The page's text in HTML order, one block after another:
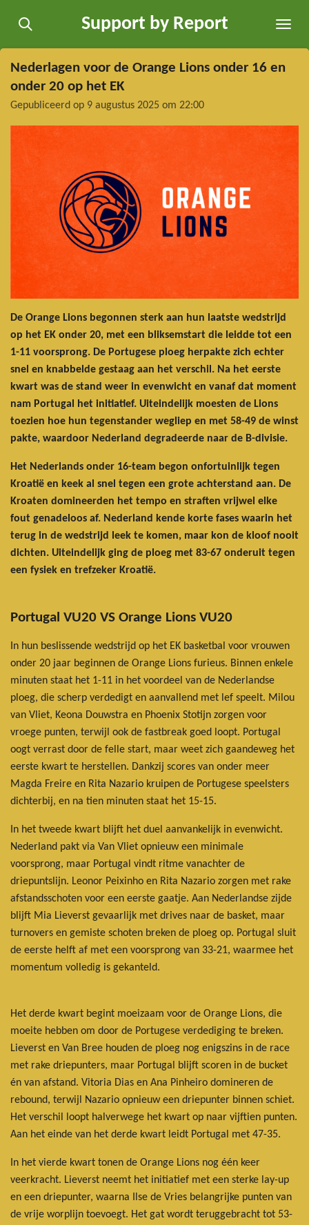
direct
naar
de
hoofdinhoud
Support by Report
Nederlagen voor de Orange Lions onder 16 en
onder 20 op het EK
Gepubliceerd op 9 augustus 2025 om 22:00
De Orange Lions begonnen sterk aan hun laatste wedstrijd
op het EK onder 20, met een bliksemstart die leidde tot een
1-11 voorsprong. De Portugese ploeg herpakte zich echter
snel en knabbelde gestaag aan het verschil. Na het eerste
kwart was de stand weer in evenwicht en vanaf dat moment
nam Portugal het initiatief. Uiteindelijk moesten de Lions
toezien hoe hun tegenstander wegliep en met 58-49 de winst
pakte, waardoor Nederland degradeerde naar de B-divisie.
Het Nederlands onder 16-team begon onfortuinlijk tegen
Kroatië en keek al snel tegen een grote achterstand aan. De
Kroaten domineerden het tempo en straften vrijwel elke
fout genadeloos af. Nederland kende korte fases waarin het
terug in de wedstrijd leek te komen, maar kon de kloof nooit
dichten. Uiteindelijk ging de ploeg met 83-67 onderuit tegen
een fysiek en trefzeker Kroatië.
Portugal VU20 VS Orange Lions VU20
In hun beslissende wedstrijd op het EK basketbal voor vrouwen
onder 20 jaar beginnen de Orange Lions furieus. Binnen enkele
minuten staat het 1-11 in het voordeel van de Nederlandse
ploeg, die scherp verdedigt en aanvallend met lef speelt. Milou
van Vliet, Keona Douwstra en Phoenix Stotijn zorgen voor
vroege punten, terwijl ook de fastbreak goed loopt. Portugal
oogt verrast door de felle start, maar weet zich gaandeweg het
eerste kwart te herstellen. Dankzij scores van onder meer
Magda Freire en Rita Nazario kruipen de Portugese speelsters
dichterbij, en na tien minuten staat het 15-15.
In het tweede kwart blijft het duel aanvankelijk in evenwicht.
Nederland pakt via Van Vliet opnieuw een minimale
voorsprong, maar Portugal vindt ritme vanachter de
driepuntslijn. Leonor Peixinho en Rita Nazario zorgen met rake
afstandsschoten voor een eerste gaatje. Aan Nederlandse zijde
blijft Mia Lieverst gevaarlijk met drives naar de basket, maar
turnovers en gemiste schoten breken de ploeg op. Portugal sluit
de eerste helft af met een voorsprong van 33-21, waarmee het
momentum volledig is gekanteld.
Het derde kwart begint moeizaam voor de Orange Lions, die
moeite hebben om door de Portugese verdediging te breken.
Lieverst en Van Bree houden de ploeg nog enigszins in de race
met rake driepunters, maar Portugal blijft scoren in de bucket
én van afstand. Vitoria Dias en Ana Pinheiro domineren de
rebound, terwijl Nazario opnieuw een driepunter binnen schiet.
Het verschil loopt halverwege het kwart op naar vijftien punten.
Aan het einde van het derde kwart leidt Portugal met 47-35.
In het vierde kwart tonen de Orange Lions nog één keer
veerkracht. Lieverst neemt het initiatief met een sterke lay-up
en een driepunter, waarna Ilse de Vries belangrijke punten van
de vrije worplijn toevoegt. Het gat wordt teruggebracht tot 53-